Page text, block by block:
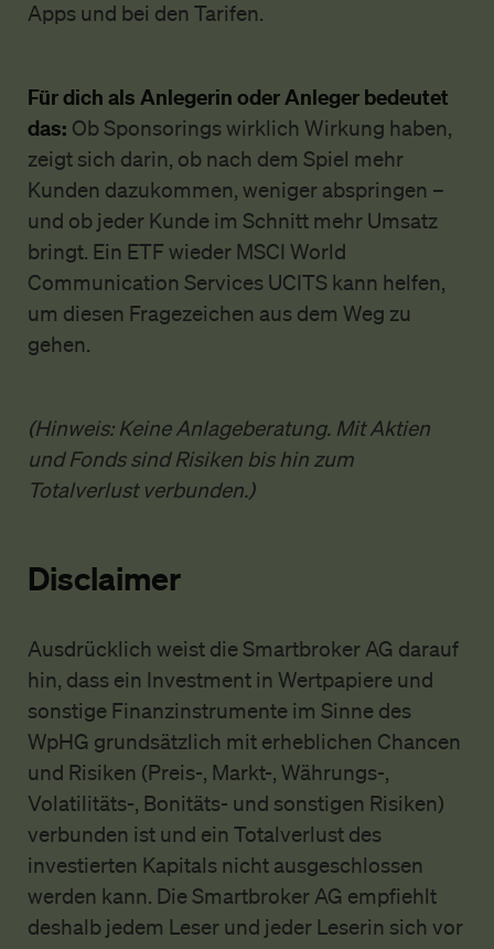
Apps und bei den Tarifen.
Für dich als Anlegerin oder Anleger bedeutet
das: Ob Sponsorings wirklich Wirkung haben,
zeigt sich darin, ob nach dem Spiel mehr
Kunden dazukommen, weniger abspringen –
und ob jeder Kunde im Schnitt mehr Umsatz
bringt. Ein ETF wieder MSCI World
Communication Services UCITS kann helfen,
um diesen Fragezeichen aus dem Weg zu
gehen.
(Hinweis: Keine Anlageberatung. Mit Aktien
und Fonds sind Risiken bis hin zum
Totalverlust verbunden.)
Disclaimer
Ausdrücklich weist die Smartbroker AG darauf
hin, dass ein Investment in Wertpapiere und
sonstige Finanzinstrumente im Sinne des
WpHG grundsätzlich mit erheblichen Chancen
und Risiken (Preis-, Markt-, Währungs-,
Volatilitäts-, Bonitäts- und sonstigen Risiken)
verbunden ist und ein Totalverlust des
investierten Kapitals nicht ausgeschlossen
werden kann. Die Smartbroker AG empfiehlt
deshalb jedem Leser und jeder Leserin sich vor